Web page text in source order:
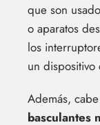
que son
o aparatos
los
un dispositivo
Además,
basculantes